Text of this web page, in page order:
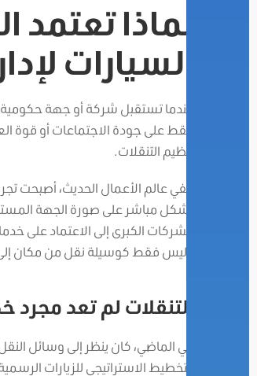
لماذا تعتمد
السيارات
عندما تستقبل شركة أو جهة حكومية
فقط على جودة الاجتماعات أو قوة
تنظيم التنقلات.
ففي عالم الأعمال الحديث، أصبحت
بشكل مباشر على صورة الجهة
الشركات الكبرى إلى الاعتماد على
وليس فقط كوسيلة نقل من مكان
التنقلات لم تعد
في الماضي، كان ينظر إلى وسائل
التخطيط الاستراتيجي للزيارات